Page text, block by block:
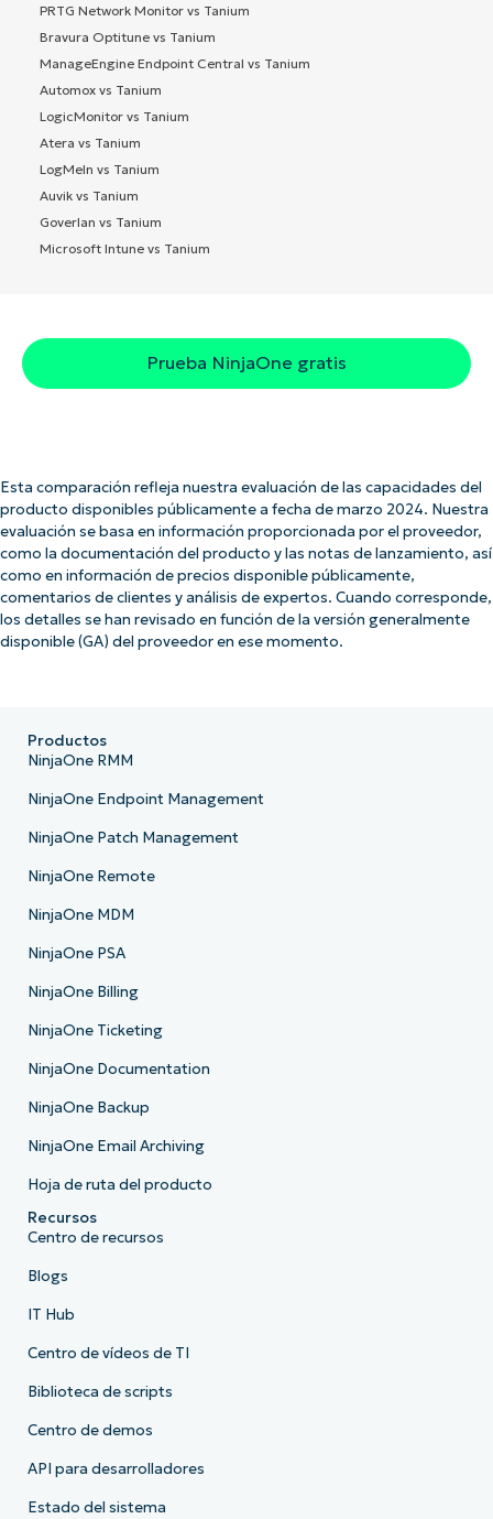
PRTG Network Monitor vs Tanium
Bravura Optitune vs Tanium
ManageEngine Endpoint Central vs Tanium
Automox vs Tanium
LogicMonitor vs Tanium
Atera vs Tanium
LogMeIn vs Tanium
Auvik vs Tanium
Goverlan vs Tanium
Microsoft Intune vs Tanium
Prueba NinjaOne gratis
Esta comparación refleja nuestra evaluación de las capacidades del
producto disponibles públicamente a fecha de marzo 2024. Nuestra
evaluación se basa en información proporcionada por el proveedor,
como la documentación del producto y las notas de lanzamiento, así
como en información de precios disponible públicamente,
comentarios de clientes y análisis de expertos. Cuando corresponde,
los detalles se han revisado en función de la versión generalmente
disponible (GA) del proveedor en ese momento.
Productos
NinjaOne RMM
NinjaOne Endpoint Management
NinjaOne Patch Management
NinjaOne Remote
NinjaOne MDM
NinjaOne PSA
NinjaOne Billing
NinjaOne Ticketing
NinjaOne Documentation
NinjaOne Backup
NinjaOne Email Archiving
Hoja de ruta del producto
Recursos
Centro de recursos
Blogs
IT Hub
Centro de vídeos de TI
Biblioteca de scripts
Centro de demos
API para desarrolladores
Estado del sistema